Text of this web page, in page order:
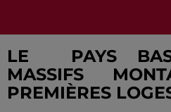
LE PAYS
MASSIFS
PREMIÈRES